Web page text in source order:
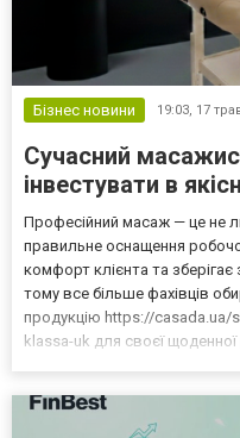
Бізнес новини 19:03, 17
Сучасний
інвестувати в
Професійний масаж — це не
правильне оснащення
комфорт клієнта та
тому все більше фахівців
продукцію https://casada.ua/
klassa-uk для своєї